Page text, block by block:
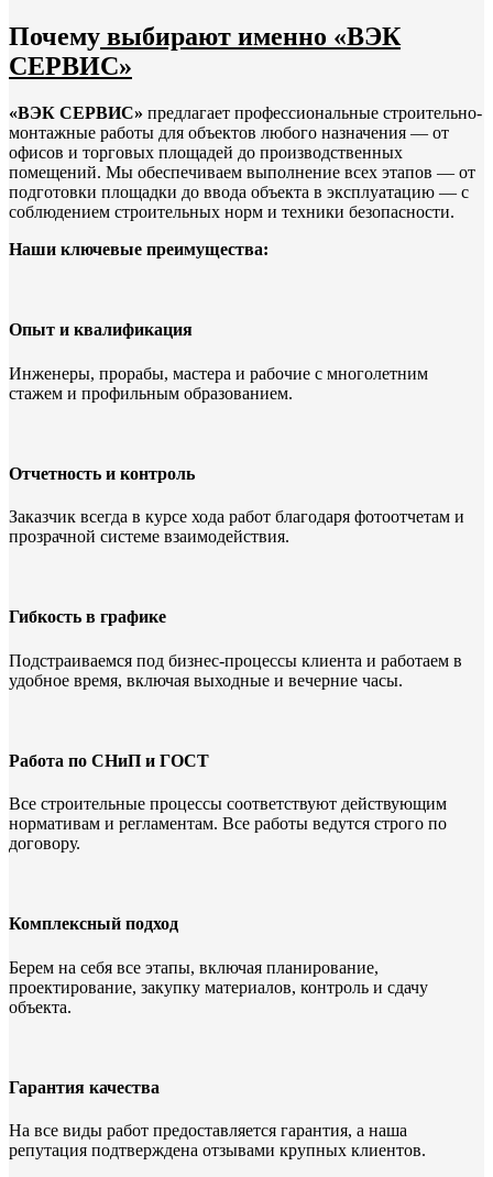
Почему выбирают именно «ВЭК
СЕРВИС»
«ВЭК СЕРВИС» предлагает профессиональные строительно-
монтажные работы для объектов любого назначения — от
офисов и торговых площадей до производственных
помещений. Мы обеспечиваем выполнение всех этапов — от
подготовки площадки до ввода объекта в эксплуатацию — с
соблюдением строительных норм и техники безопасности.
Наши ключевые преимущества:
Опыт и квалификация
Инженеры, прорабы, мастера и рабочие с многолетним
стажем и профильным образованием.
Отчетность и контроль
Заказчик всегда в курсе хода работ благодаря фотоотчетам и
прозрачной системе взаимодействия.
Гибкость в графике
Подстраиваемся под бизнес-процессы клиента и работаем в
удобное время, включая выходные и вечерние часы.
Работа по СНиП и ГОСТ
Все строительные процессы соответствуют действующим
нормативам и регламентам. Все работы ведутся строго по
договору.
Комплексный подход
Берем на себя все этапы, включая планирование,
проектирование, закупку материалов, контроль и сдачу
объекта.
Гарантия качества
На все виды работ предоставляется гарантия, а наша
репутация подтверждена отзывами крупных клиентов.